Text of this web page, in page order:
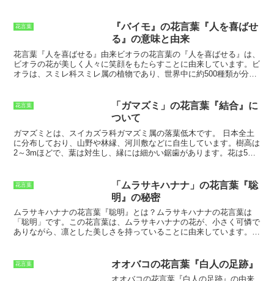
も個性的で、花びらが細長く、花びらの
先端が尖っている花びらや花びらに切れ
込みが入っていて、花びらの形が複雑な
花びらなどがあります。花弁の数は5枚
で、花びらの色は散りばめられた星のよ
うにも見えます。 花びらの重なり方で花
いた時の気温や湿度にも影響を受けま
す。
花が咲く時期は、春から夏にかけて
です。 花は房状に咲きます。
は、20cm～50cmほどです。
花房には、
数十輪の花が咲きます。 花は、優雅な香
りを放ちます。 花が咲くと、蜂や蝶がや
花言葉
『バイモ』の花言葉『人を喜ばせ
る』の意味と由来
花言葉『人を喜ばせる』由来ビオラの花言葉の『人を喜ばせる』は、
ビオラの花が美しく人々に笑顔をもたらすことに由来しています。ビ
オラは、スミレ科スミレ属の植物であり、世界中に約500種類が分布
ーデニングの人気者です。ビオラの名前は、ラテン語の『Viola』に
由来します。『Viola』は、『スミレ』を意味する言葉であり、ビオ
ラの花がスミレの花に似ていることに由来しています。ビオラは、古
くから親しまれてきた花であり、花言葉も古くから存在しています。
ビオラの花言葉は、『人を喜ばせる』以外にも、『無邪気』『誠実』
『信頼』などがあります。これらの花言葉は、ビオラの花が美しく
花言葉
「ガマズミ」の花言葉『結合』に
ついて
ガマズミとは、スイカズラ科ガマズミ属の落葉低木です。
日本全土
に分布しており、山野や林縁、河川敷などに自生しています。樹高は
2～3mほどで、葉は対生し、縁には細かい鋸歯があります。花は5～6
細くしなやかで、他の木に寄り添うように生えることから、「寄り添
い合って生きる」というイメージが由来しています。また、ガマズミ
の実は赤く熟し、とても甘酸っぱい味がします。この実は食用にもな
り、ジャムやジュース、ワインなどに加工されます。
花言葉
「ムラサキハナナ」の花言葉『聡
明』の秘密
ムラサキハナナの花言葉『聡明』とは？ ムラサキハナナの花言葉は
「聡明」です。この花言葉は、ムラサキハナナの花が、小さく可憐で
ありながら、凛とした美しさを持っていることに由来しています。ム
了し、多くの人々に愛される花となっています。また、ムラサキハナ
ナは、丈夫で育てやすい花としても知られています。花壇や鉢植えな
花言葉 オオバコの花言葉『白人の足跡』
オオバコの花言葉『白人の足跡』の由来